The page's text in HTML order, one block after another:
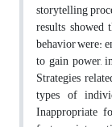
storytelling
results
behavior were:
to gain power,
Strategies
types of
Inappropriate